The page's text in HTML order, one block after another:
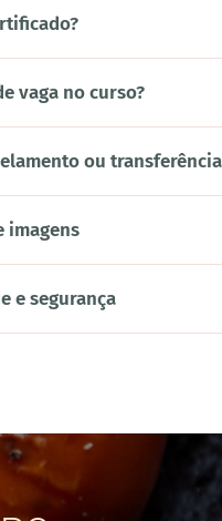
vaga no curso?
ou
imagens
e segurança